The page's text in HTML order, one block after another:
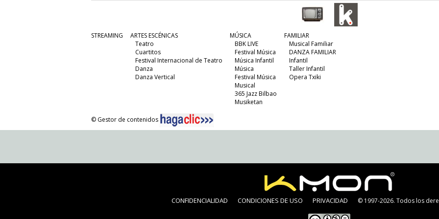
STREAMING
ARTES ESCÉNICAS
Teatro
Cuartitos
Festival Internacional de Teatro
Danza
Danza Vertical
MÚSICA
BBK LIVE
Festival Música
Música Infantil
Música
Festival Música
Musical
365 Jazz Bilbao
Musiketan
FAMILIAR
Musical Familiar
DANZA FAMILIAR
Infantil
Taller Infantil
Opera Txiki
© Gestor de contenidos
CONFIDENCIALIDAD CONDICIONES DE USO PRIVACIDAD © 1997-2026. Todos los